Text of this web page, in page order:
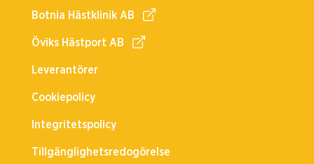
Botnia Hästklinik AB
Öviks Hästport AB
Leverantörer
Cookiepolicy
Integritetspolicy
Tillgänglighetsredogörelse